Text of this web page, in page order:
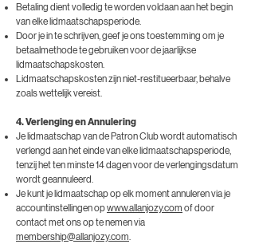
Betaling dient volledig te worden voldaan aan het begin
van elke lidmaatschapsperiode.
Door je in te schrijven, geef je ons toestemming om je
betaalmethode te gebruiken voor de jaarlijkse
lidmaatschapskosten.
Lidmaatschapskosten zijn niet-restitueerbaar, behalve
zoals wettelijk vereist.
4. Verlenging en Annulering
Je lidmaatschap van de Patron Club wordt automatisch
verlengd aan het einde van elke lidmaatschapsperiode,
tenzij het ten minste 14 dagen voor de verlengingsdatum
wordt geannuleerd.
Je kunt je lidmaatschap op elk moment annuleren via je
accountinstellingen opwww.allanjozy.com of door
contact met ons op te nemen via
membership@allanjozy.com.